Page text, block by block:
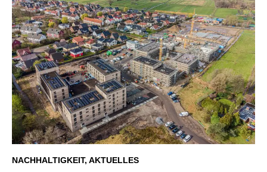
NACHHALTIGKEIT, AKTUELLES